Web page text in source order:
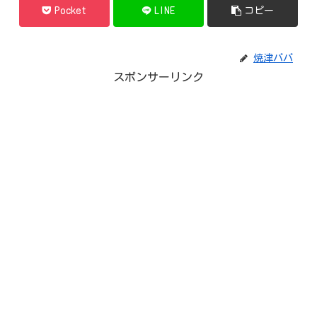
Pocket LINE コピー
焼津パパ
スポンサーリンク